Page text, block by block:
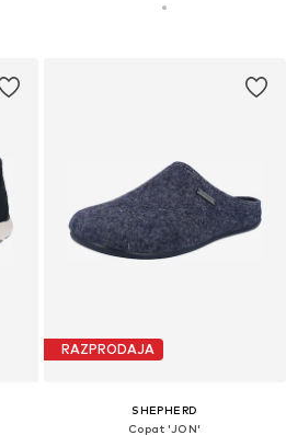
RAZPRODAJA
SHEPHERD
Copat 'JON'